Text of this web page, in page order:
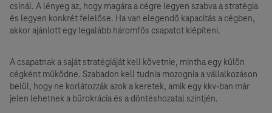
csinál. A lényeg az, hogy magára a cégre legyen szabva a stratégia
és legyen konkrét felelőse. Ha van elegendő kapacitás a cégben,
akkor ajánlott egy legalább háromfős csapatot kiépíteni.
A csapatnak a saját stratégiáját kell követnie, mintha egy külön
cégként működne. Szabadon kell tudnia mozognia a vállalkozáson
belül, hogy ne korlátozzák azok a keretek, amik egy kkv-ban már
jelen lehetnek a bürokrácia és a döntéshozatal szintjén.